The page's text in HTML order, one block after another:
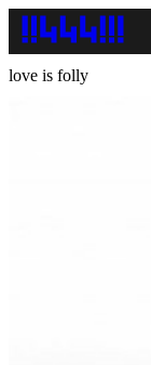
love is folly